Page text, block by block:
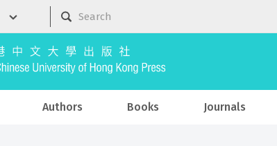
Authors Books Journals